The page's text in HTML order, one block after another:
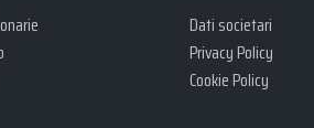
Dati societari
Privacy Policy
Cookie Policy